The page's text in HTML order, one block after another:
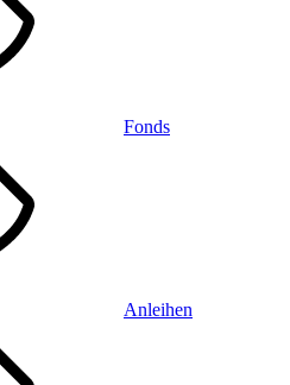
Fonds
Anleihen